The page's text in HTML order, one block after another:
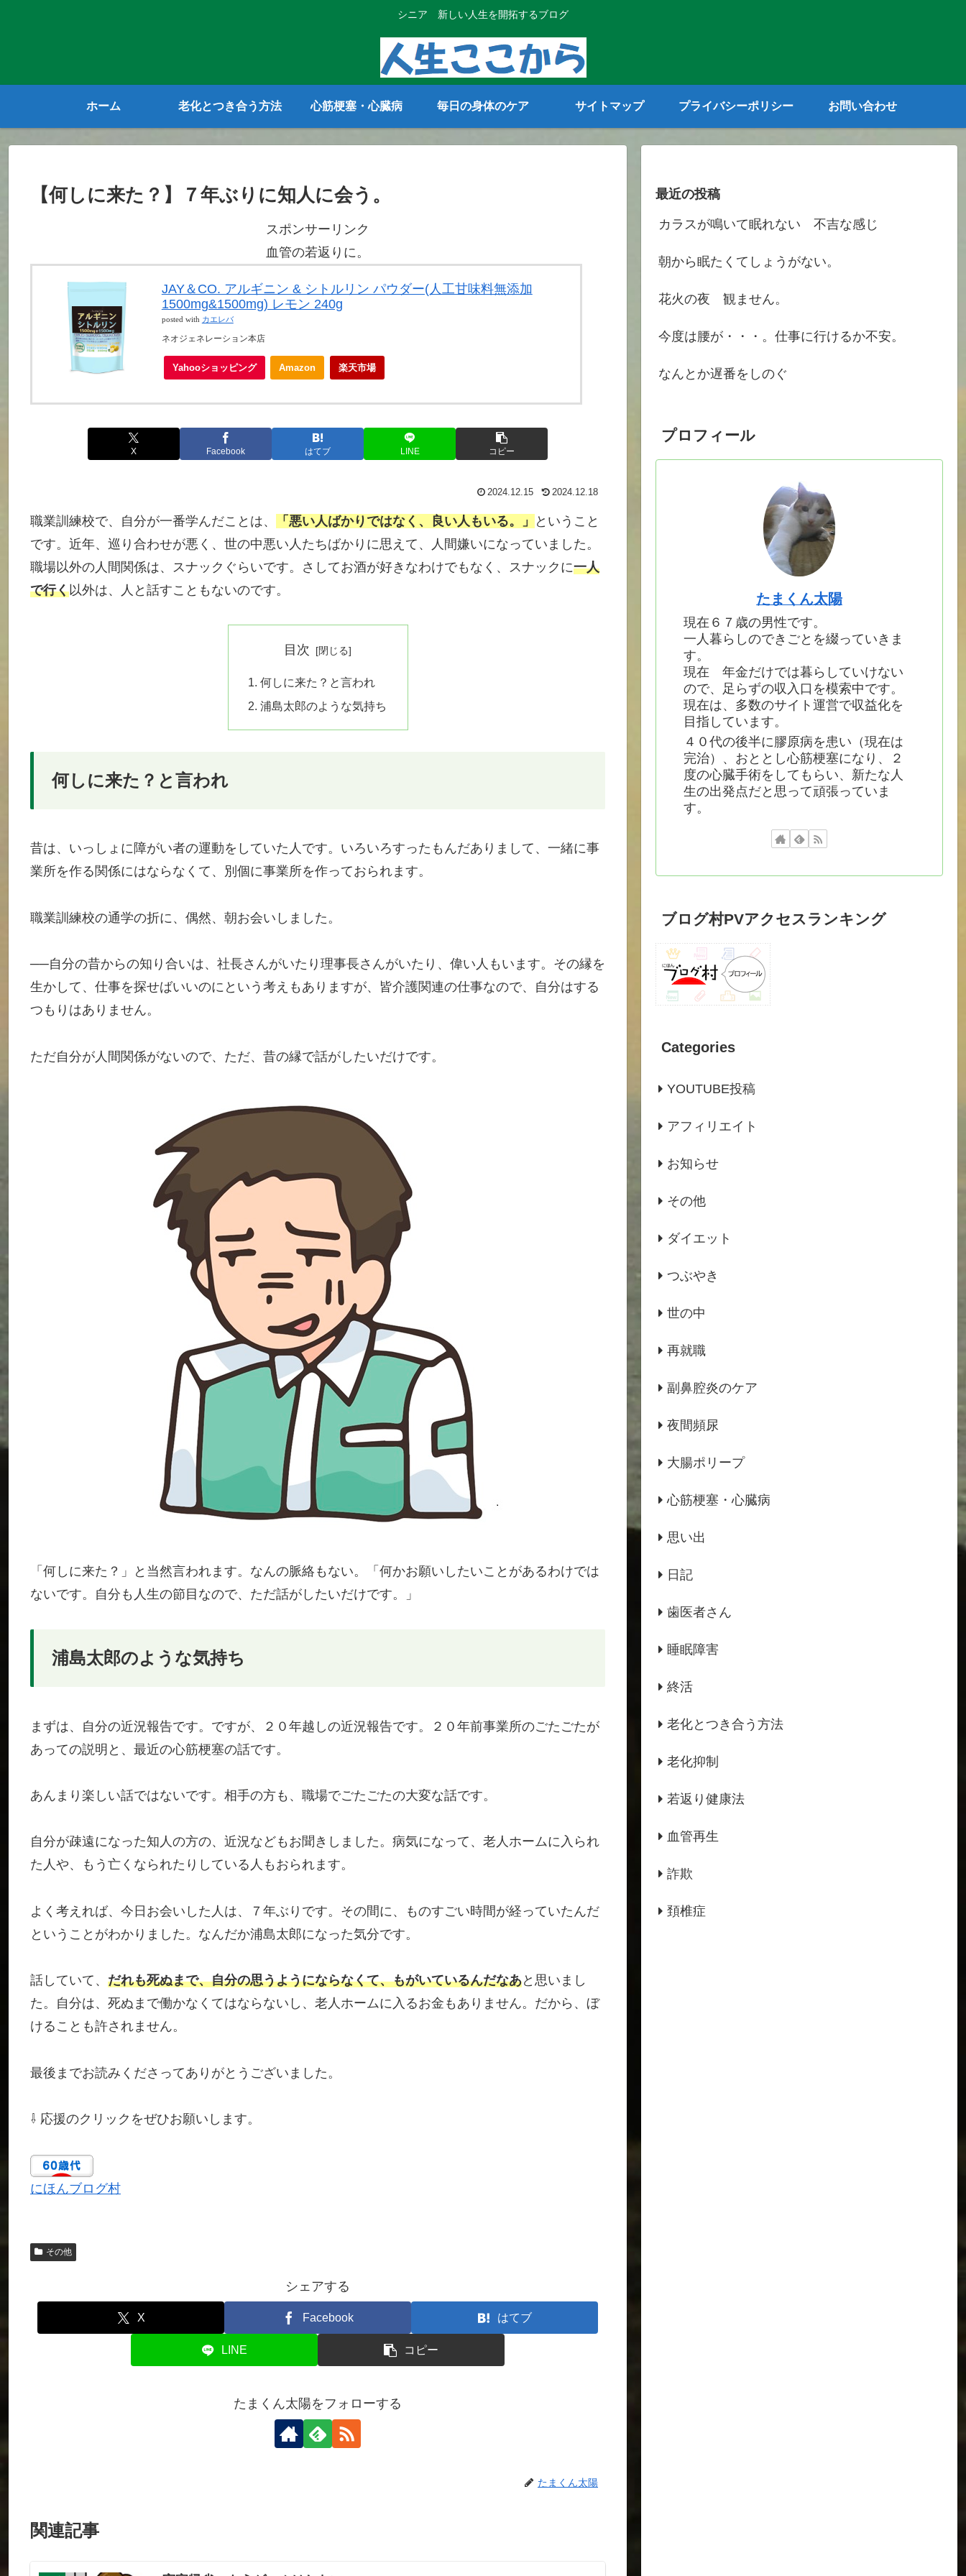
シニア 新しい人生を開拓するブログ
ホーム 老化とつき合う方法 心筋梗塞・心臓病 毎日の身体のケア サイトマップ プライバシーポリシー お問い合わせ
【何しに来た？】７年ぶりに知人に会う。
スポンサーリンク
血管の若返りに。
JAY＆CO. アルギニン & シトルリン パウダー(人工甘味料無添加
1500mg&1500mg) レモン 240g
posted with カエレバ
ネオジェネレーション本店
Yahooショッピング Amazon 楽天市場
X Facebook はてブ LINE コピー
2024.12.15 2024.12.18
職業訓練校で、自分が一番学んだことは、 「悪い人ばかりではなく、良い人もいる。」
ということ
です。近年、巡り合わせが悪く、世の中悪い人たちばかりに思えて、人間嫌いになっていました。
職場以外の人間関係は、スナックぐらいです。さしてお酒が好きなわけでもなく、スナックに一人
で行く以外は、人と話すこともないのです。
目次
何しに来た？と言われ
浦島太郎のような気持ち
何しに来た？と言われ
昔は、いっしょに障がい者の運動をしていた人です。いろいろすったもんだありまして、一緒に事
業所を作る関係にはならなくて、別個に事業所を作っておられます。
職業訓練校の通学の折に、偶然、朝お会いしました。
──自分の昔からの知り合いは、社長さんがいたり理事長さんがいたり、偉い人もいます。その縁を
生かして、仕事を探せばいいのにという考えもありますが、皆介護関連の仕事なので、自分はする
つもりはありません。
ただ自分が人間関係がないので、ただ、昔の縁で話がしたいだけです。
「何しに来た？」と当然言われます。なんの脈絡もない。「何かお願いしたいことがあるわけでは
ないです。自分も人生の節目なので、ただ話がしたいだけです。」
浦島太郎のような気持ち
まずは、自分の近況報告です。ですが、２０年越しの近況報告です。２０年前事業所のごたごたが
あっての説明と、最近の心筋梗塞の話です。
あんまり楽しい話ではないです。相手の方も、職場でごたごたの大変な話です。
自分が疎遠になった知人の方の、近況などもお聞きしました。病気になって、老人ホームに入られ
た人や、もう亡くなられたりしている人もおられます。
よく考えれば、今日お会いした人は、７年ぶりです。その間に、ものすごい時間が経っていたんだ
ということがわかりました。なんだか浦島太郎になった気分です。
話していて、 だれも死ぬまで、自分の思うようにならなくて、もがいているんだなあと思いまし
た。自分は、死ぬまで働かなくてはならないし、老人ホームに入るお金もありません。だから、ぼ
けることも許されません。
最後までお読みくださってありがとうございました。
⇩ 応援のクリックをぜひお願いします。
にほんブログ村
その他
シェアする
X Facebook はてブ
LINE コピー
たまくん太陽をフォローする
たまくん太陽
関連記事
最近の投稿
カラスが鳴いて眠れない 不吉な感じ
朝から眠たくてしょうがない。
花火の夜 観ません。
今度は腰が・・・。仕事に行けるか不安。
なんとか遅番をしのぐ
プロフィール
たまくん太陽
現在６７歳の男性です。
一人暮らしのできごとを綴っていきま
す。
現在 年金だけでは暮らしていけない
ので、足らずの収入口を模索中です。
現在は、多数のサイト運営で収益化を
目指しています。
４０代の後半に膠原病を患い（現在は
完治）、おととし心筋梗塞になり、２
度の心臓手術をしてもらい、新たな人
生の出発点だと思って頑張っていま
す。
ブログ村PVアクセスランキング
Categories
YOUTUBE投稿
アフィリエイト
お知らせ
その他
ダイエット
つぶやき
世の中
再就職
副鼻腔炎のケア
夜間頻尿
大腸ポリープ
心筋梗塞・心臓病
思い出
日記
歯医者さん
睡眠障害
終活
老化とつき合う方法
老化抑制
若返り健康法
血管再生
詐欺
頚椎症